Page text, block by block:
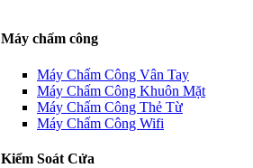
Máy chấm công
Máy Chấm Công Vân Tay
Máy Chấm Công Khuôn Mặt
Máy Chấm Công Thẻ Từ
Máy Chấm Công Wifi
Kiểm Soát Cửa